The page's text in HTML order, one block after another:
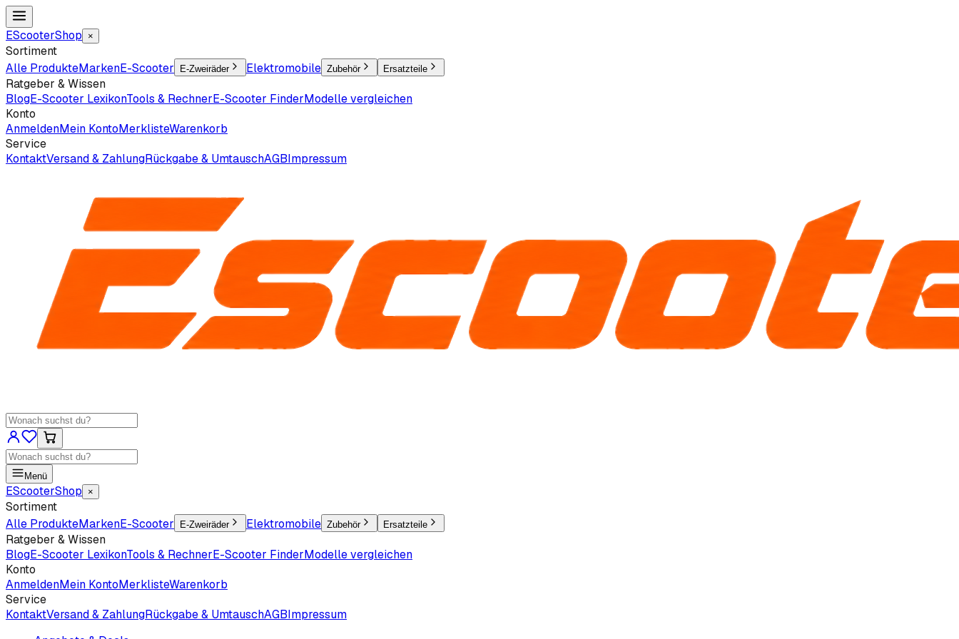
EScooterShop ×
Sortiment
Alle ProdukteMarkenE-Scooter E-Zweiräder Elektromobile Zubehör Ersatzteile
Ratgeber & Wissen
BlogE-Scooter LexikonTools & RechnerE-Scooter FinderModelle vergleichen
Konto
AnmeldenMein KontoMerklisteWarenkorb
Service
KontaktVersand & ZahlungRückgabe & UmtauschAGBImpressum
Menü
EScooterShop ×
Sortiment
Alle ProdukteMarkenE-Scooter E-Zweiräder Elektromobile Zubehör Ersatzteile
Ratgeber & Wissen
BlogE-Scooter LexikonTools & RechnerE-Scooter FinderModelle vergleichen
Konto
AnmeldenMein KontoMerklisteWarenkorb
Service
KontaktVersand & ZahlungRückgabe & UmtauschAGBImpressum